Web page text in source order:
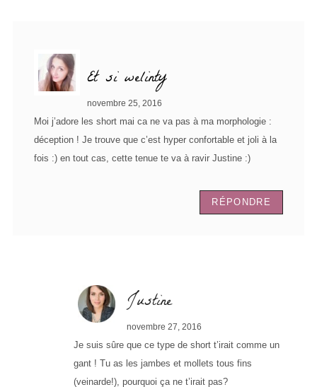
Et si welinty
novembre 25, 2016
Moi j’adore les short mai ca ne va pas à ma morphologie :
déception ! Je trouve que c’est hyper confortable et joli à la
fois :) en tout cas, cette tenue te va à ravir Justine :)
RÉPONDRE
Justine
novembre 27, 2016
Je suis sûre que ce type de short t’irait comme un
gant ! Tu as les jambes et mollets tous fins
(veinarde!), pourquoi ça ne t’irait pas?